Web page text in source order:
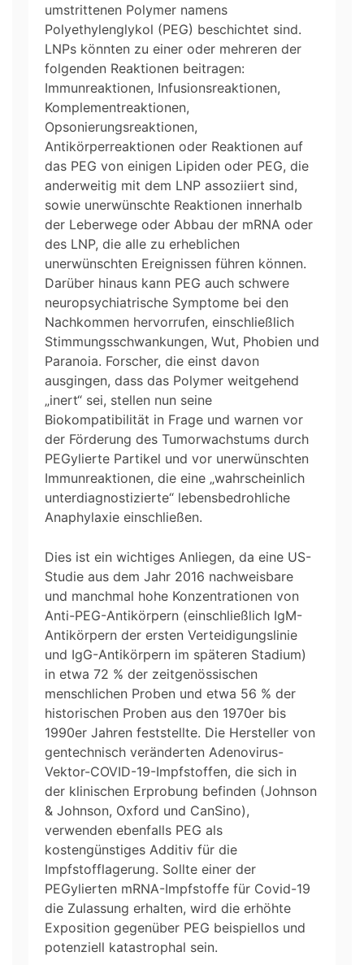
umstrittenen Polymer namens
Polyethylenglykol (PEG) beschichtet sind.
LNPs könnten zu einer oder mehreren der
folgenden Reaktionen beitragen:
Immunreaktionen, Infusionsreaktionen,
Komplementreaktionen,
Opsonierungsreaktionen,
Antikörperreaktionen oder Reaktionen auf
das PEG von einigen Lipiden oder PEG, die
anderweitig mit dem LNP assoziiert sind,
sowie unerwünschte Reaktionen innerhalb
der Leberwege oder Abbau der mRNA oder
des LNP, die alle zu erheblichen
unerwünschten Ereignissen führen können.
Darüber hinaus kann PEG auch schwere
neuropsychiatrische Symptome bei den
Nachkommen hervorrufen, einschließlich
Stimmungsschwankungen, Wut, Phobien und
Paranoia. Forscher, die einst davon
ausgingen, dass das Polymer weitgehend
„inert“ sei, stellen nun seine
Biokompatibilität in Frage und warnen vor
der Förderung des Tumorwachstums durch
PEGylierte Partikel und vor unerwünschten
Immunreaktionen, die eine „wahrscheinlich
unterdiagnostizierte“ lebensbedrohliche
Anaphylaxie einschließen.
Dies ist ein wichtiges Anliegen, da eine US-
Studie aus dem Jahr 2016 nachweisbare
und manchmal hohe Konzentrationen von
Anti-PEG-Antikörpern (einschließlich IgM-
Antikörpern der ersten Verteidigungslinie
und IgG-Antikörpern im späteren Stadium)
in etwa 72 % der zeitgenössischen
menschlichen Proben und etwa 56 % der
historischen Proben aus den 1970er bis
1990er Jahren feststellte. Die Hersteller von
gentechnisch veränderten Adenovirus-
Vektor-COVID-19-Impfstoffen, die sich in
der klinischen Erprobung befinden (Johnson
& Johnson, Oxford und CanSino),
verwenden ebenfalls PEG als
kostengünstiges Additiv für die
Impfstofflagerung. Sollte einer der
PEGylierten mRNA-Impfstoffe für Covid-19
die Zulassung erhalten, wird die erhöhte
Exposition gegenüber PEG beispiellos und
potenziell katastrophal sein.